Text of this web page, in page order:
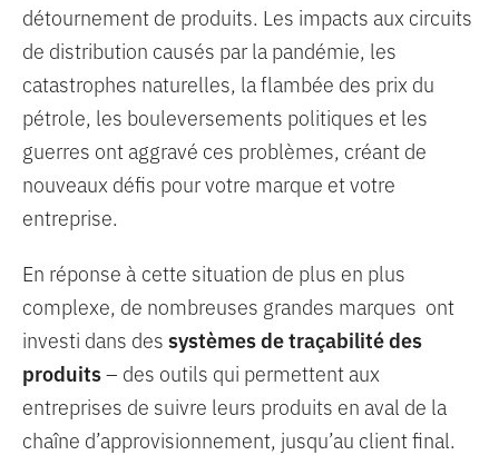
détournement de produits. Les impacts aux circuits
de distribution causés par la pandémie, les
catastrophes naturelles, la flambée des prix du
pétrole, les bouleversements politiques et les
guerres ont aggravé ces problèmes, créant de
nouveaux défis pour votre marque et votre
entreprise.
En réponse à cette situation de plus en plus
complexe, de nombreuses grandes marques ont
investi dans dessystèmes de traçabilité des
produits– des outils qui permettent aux
entreprises de suivre leurs produits en aval de la
chaîne d’approvisionnement, jusqu’au client final.